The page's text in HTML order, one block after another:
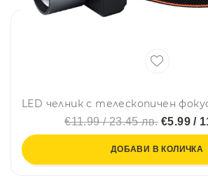
€11.99 / 23.45 лв.€5.99 /
ДОБАВИ В КОЛИЧКА